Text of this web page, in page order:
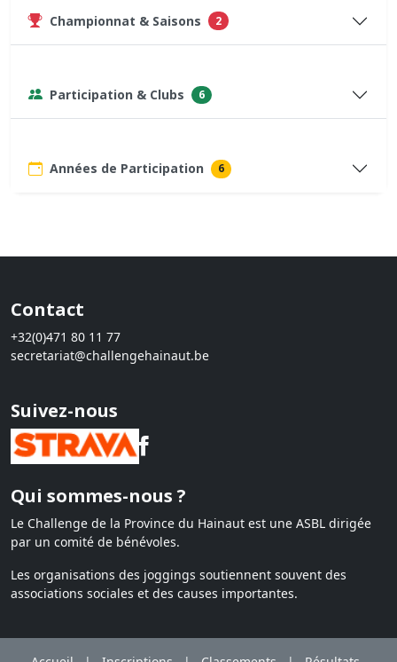
Championnat & Saisons 2
Participation & Clubs 6
Années de Participation 6
Contact
+32(0)471 80 11 77
secretariat@challengehainaut.be
Suivez-nous
Qui sommes-nous ?
Le Challenge de la Province du Hainaut est une ASBL dirigée
par un comité de bénévoles.
Les organisations des joggings soutiennent souvent des
associations sociales et des causes importantes.